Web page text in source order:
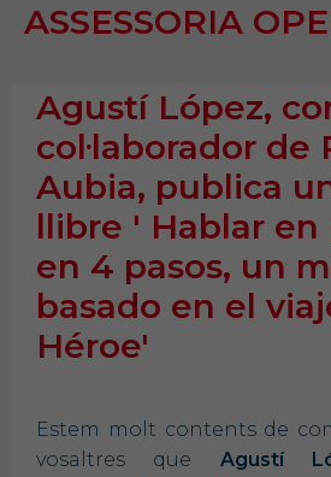
ASSESSORIA
Agustí López,
col·laborador de
Aubia, publica
llibre ' Hablar
en 4 pasos, un
basado en el
Héroe'
Estem molt contents de
vosaltres que Agustí